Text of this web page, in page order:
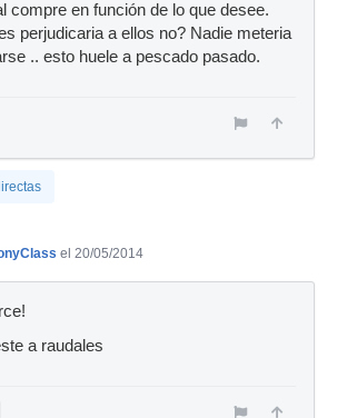
compre en función de lo que desee.
perjudicaria a ellos no? Nadie meteria
.. esto huele a pescado pasado.
el 20/05/2014
a raudales